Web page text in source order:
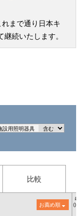
まで通り日本キ
続いたします。
設用照明器具
比較
お薦め順
希
()